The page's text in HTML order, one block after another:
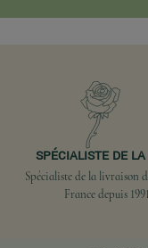
SPÉCIALISTE DE LA
Spécialiste de la livraison
France depuis 1991